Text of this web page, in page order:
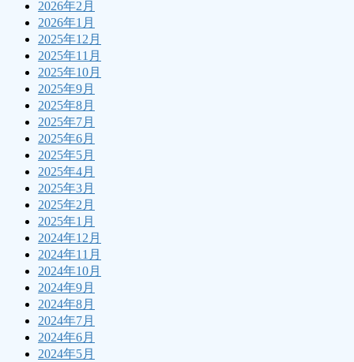
2026年2月
2026年1月
2025年12月
2025年11月
2025年10月
2025年9月
2025年8月
2025年7月
2025年6月
2025年5月
2025年4月
2025年3月
2025年2月
2025年1月
2024年12月
2024年11月
2024年10月
2024年9月
2024年8月
2024年7月
2024年6月
2024年5月